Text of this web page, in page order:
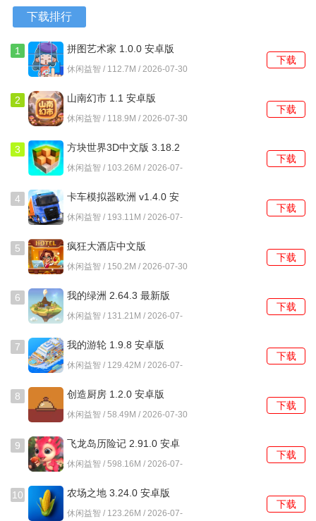
3、防御塔的部署位置存在地形加成，例如将弓箭塔设立在高
地能获得额外的攻击范围提升。
4、战役模式之外，设有独立的生存挑战模式，该模式下敌人
波次无限且强度逐步提升。
游戏优势
1、游戏的新手引导阶段将核心的资源收集、建筑建造与升级
操作分解为多个循序渐进的独立关卡。
2、所有防御单位的数值，包括攻击力、攻速、射程与特殊效
果，均在游戏内的百科页面有详细列明。
3、关卡结算时，会根据资源使用效率、防御塔损失情况等多
项指标给出综合评分与星级评价。
4、游戏支持中断存档，在任意一波敌人进攻间隙退出，再次
进入时可从该波次开始时继续。
王室守卫战怎么玩？
1、开局阶段优先在敌人行进路径的转弯处或交汇点部署基础
弓箭塔，这类位置能最大化攻击覆盖范围。初始金币应集中
用于升级少数核心防御塔，而非分散建造大量低级塔。
2、面对高护甲的骑士单位，魔法塔的伤害效果显著优于物理
攻击塔。而应对成群出现的飞行单位，则需要提前建造具有
对空能力的箭塔或法师塔，并注意升级其攻击速度。
3、英雄单位皇家卫士的技能嘲讽可以强制吸引周围敌人的攻
下载排行
1 拼图艺术家 1.0.0 安卓版
休闲益智 / 112.7M / 2026-07-30
下载
2 山南幻市 1.1 安卓版
休闲益智 / 118.9M / 2026-07-30
下载
3
方块世界3D中文版 3.18.2
安卓版
休闲益智 / 103.26M / 2026-07-
下载
4
卡车模拟器欧洲 v1.4.0 安
卓版
休闲益智 / 193.11M / 2026-07-
下载
5
疯狂大酒店中文版
4.17.10.7 安卓版
休闲益智 / 150.2M / 2026-07-30
下载
6 我的绿洲 2.64.3 最新版
休闲益智 / 131.21M / 2026-07-
下载
7 我的游轮 1.9.8 安卓版
休闲益智 / 129.42M / 2026-07-
下载
8 创造厨房 1.2.0 安卓版
休闲益智 / 58.49M / 2026-07-30
下载
9
飞龙岛历险记 2.91.0 安卓
版
休闲益智 / 598.16M / 2026-07-
下载
10 农场之地 3.24.0 安卓版
休闲益智 / 123.26M / 2026-07-
下载